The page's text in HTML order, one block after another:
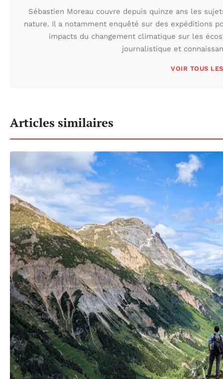
Sébastien Moreau couvre depuis quinze ans les
nature. Il a notamment enquêté sur des expéditions
impacts du changement climatique sur les
journalistique et
VOIR TOUS
Articles similaires